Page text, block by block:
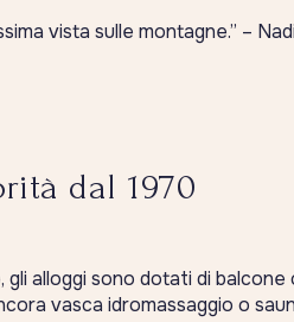
vista sulle montagne.” –
dal 1970
alloggi sono dotati di
vasca idromassaggio o